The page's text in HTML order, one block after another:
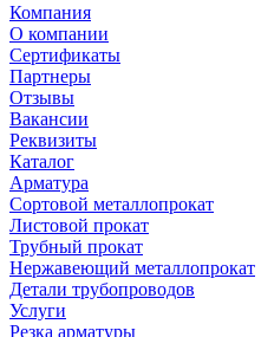
Компания
О компании
Сертификаты
Партнеры
Отзывы
Вакансии
Реквизиты
Каталог
Арматура
Сортовой металлопрокат
Листовой прокат
Трубный прокат
Нержавеющий металлопрокат
Детали трубопроводов
Услуги
Резка арматуры